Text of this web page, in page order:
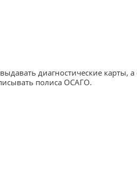
диагностические карты,
полиса ОСАГО.